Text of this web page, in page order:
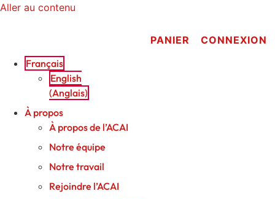
Aller au contenu
PANIER
CONNEXION
Français
English
(Anglais)
À propos
À propos de l’ACAI
Notre équipe
Notre travail
Rejoindre l’ACAI